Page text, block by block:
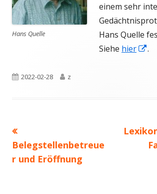
Hans Quelle
einem sehr
Hans Quelle
Siehe hier
In.
Veröffentlicht
2022-02-28 Autor
z
Beitragsnavigation
Beitrag:
Belegstellenbetreue
r und Eröffnung
Beitrag